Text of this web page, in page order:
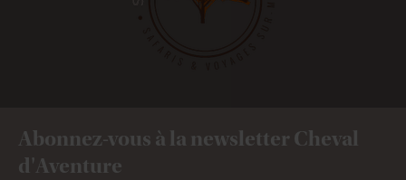
Abonnez-vous à la newsletter Cheval
d'Aventure